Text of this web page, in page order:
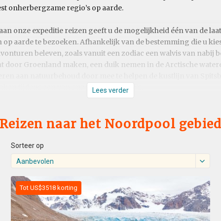
onherbergzame regio’s op aarde.
onze expeditie reizen geeft u de mogelijkheid één van de
aarde te bezoeken. Afhankelijk van de bestemming die u
beleven, zoals vanuit een zodiac een walvis van nabij
door Groenland maken, een duik nemen in de Arctische
tijdens een van onze IJsbeer Safari’s.
Lees verder
naar het Noordpool
Sorteer op
Aanbevolen
Tot US$3518 korting